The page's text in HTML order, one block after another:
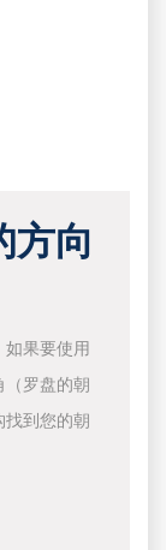
方向
果要使用
罗盘的朝
到您的朝